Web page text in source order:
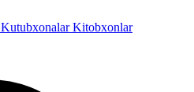
KutubxonalarKitobxonlar